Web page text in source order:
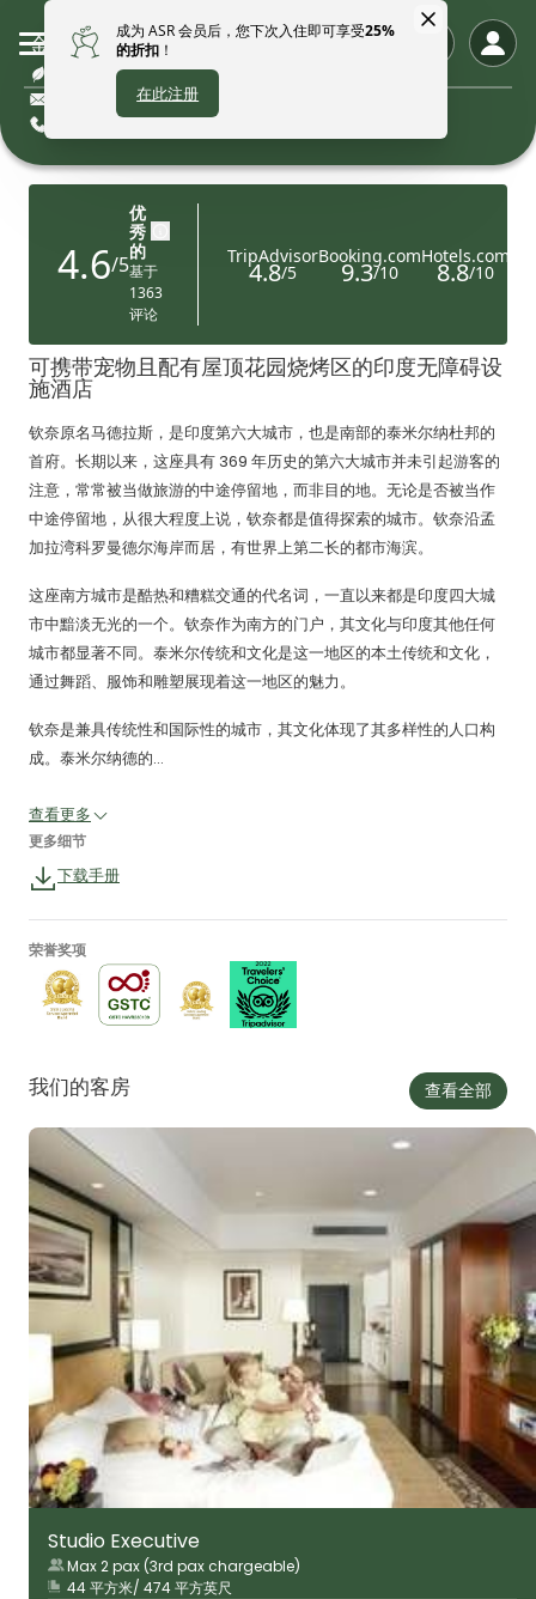
金奈盛捷格林威斯服务公寓
可持续酒店
enquiry.chennai@the-ascott.com
+91 44 7100 0001
可携带宠物且配有屋顶花园烧烤区的印度无障碍设
施酒店
钦奈原名马德拉斯，是印度第六大城市，也是南部的泰米尔纳杜邦的
首府。长期以来，这座具有 369 年历史的第六大城市并未引起游客的
注意，常常被当做旅游的中途停留地，而非目的地。无论是否被当作
中途停留地，从很大程度上说，钦奈都是值得探索的城市。钦奈沿孟
加拉湾科罗曼德尔海岸而居，有世界上第二长的都市海滨。
这座南方城市是酷热和糟糕交通的代名词，一直以来都是印度四大城
市中黯淡无光的一个。钦奈作为南方的门户，其文化与印度其他任何
城市都显著不同。泰米尔传统和文化是这一地区的本土传统和文化，
通过舞蹈、服饰和雕塑展现着这一地区的魅力。
钦奈是兼具传统性和国际性的城市，其文化体现了其多样性的人口构
成。泰米尔纳德的...
查看更多
更多细节
下载手册
荣誉奖项
我们的客房 查看全部
Studio Executive
Max 2 pax (3rd pax chargeable)
44 平方米/ 474 平方英尺